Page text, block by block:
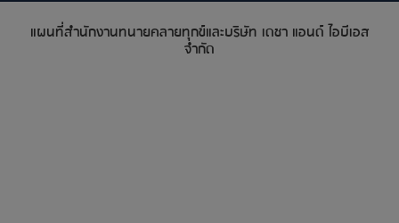
แผนที่สำนักงานทนายคลายทุกข์และบริษัท เดชา แอนด์ ไอบีเอส
จำกัด